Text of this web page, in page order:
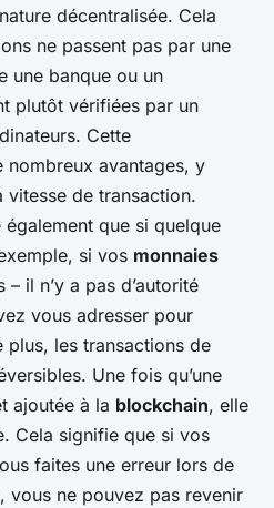
décentralisée. Cela
ne passent pas par une
une banque ou un
plutôt vérifiées par un
Cette
avantages, y
vitesse de transaction.
que si quelque
si vos monnaies
– il n’y a pas d’autorité
vous adresser pour
les transactions de
Une fois qu’une
ajoutée à la blockchain, elle
Cela signifie que si vos
faites une erreur lors de
vous ne pouvez pas revenir